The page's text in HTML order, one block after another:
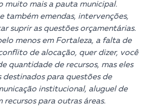
muito mais a pauta municipal.
também emendas, intervenções,
suprir as questões orçamentárias.
menos em Fortaleza, a falta de
de alocação, quer dizer, você
quantidade de recursos, mas eles
destinados para questões de
institucional, aluguel de
recursos para outras áreas.